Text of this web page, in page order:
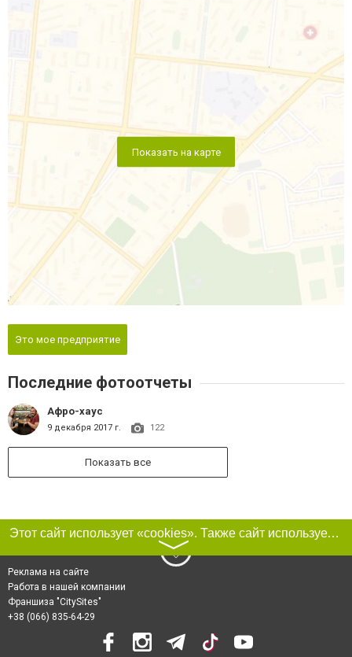
Показать на карте
Это мое предприятие
Последние фотоотчеты
Афро-хаус
9 декабря 2017 г. 122
Показать все
Этот сайт использует «cookies». Также сайт использует интернет-сервис для сбора технических данных касательно посетителей с целью получения маркетинговой и статистической информации. Условия обработки данных посетителей сайта см.
〉
Реклама на сайте
Работа в нашей компании
Франшиза "CitySites"
+38 (066) 835-64-29